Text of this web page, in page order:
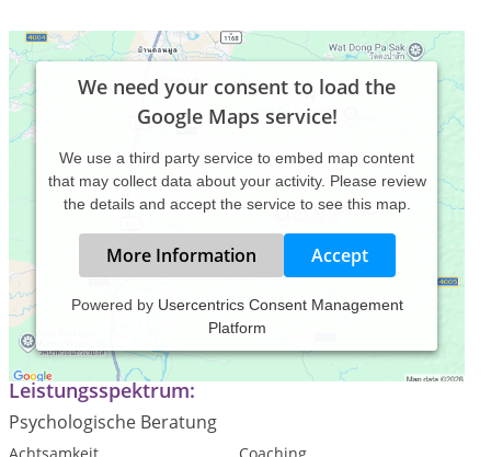
We need your consent to load the
Google Maps service!
We use a third party service to embed map content
that may collect data about your activity. Please review
the details and accept the service to see this map.
More Information Accept
Powered by Usercentrics Consent Management
Platform
www.cc-dinnebier.de
Leistungsspektrum:
Psychologische Beratung